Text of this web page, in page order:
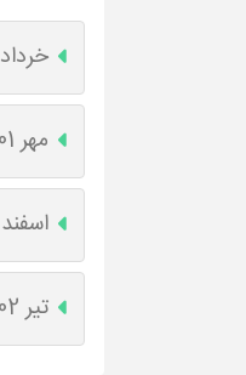
خرداد 01
مهر 01
اسفند 01
تیر 02